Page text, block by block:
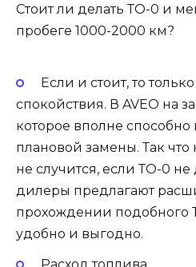
Стоит ли делать ТО-0 и
пробеге 1000-2000 км?
Если и стоит, то
спокойствия. В AVEO на
которое вполне способно
плановой замены. Так
не случится, если ТО-0 не
дилеры предлагают
прохождении подобного
удобно и выгодно.